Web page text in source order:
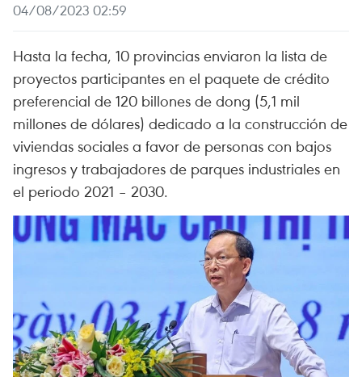
04/08/2023 02:59
Hasta la fecha, 10 provincias enviaron la lista de
proyectos participantes en el paquete de crédito
preferencial de 120 billones de dong (5,1 mil
millones de dólares) dedicado a la construcción de
viviendas sociales a favor de personas con bajos
ingresos y trabajadores de parques industriales en
el periodo 2021 – 2030.